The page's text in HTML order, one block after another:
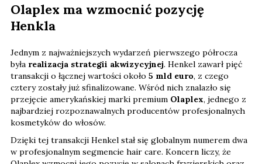
Olaplex ma wzmocnić pozycję
Henkla
Jednym z najważniejszych wydarzeń pierwszego półrocza
była realizacja strategii akwizycyjnej. Henkel zawarł pięć
transakcji o łącznej wartości około 5 mld euro, z czego
cztery zostały już sfinalizowane. Wśród nich znalazło się
przejęcie amerykańskiej marki premium Olaplex, jednego z
najbardziej rozpoznawalnych producentów profesjonalnych
kosmetyków do włosów.
Dzięki tej transakcji Henkel stał się globalnym numerem dwa
w profesjonalnym segmencie hair care. Koncern liczy, że